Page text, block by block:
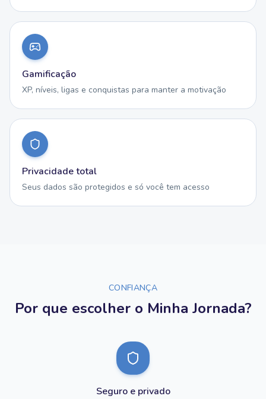
Gamificação
XP, níveis, ligas e conquistas para manter a motivação
Privacidade total
Seus dados são protegidos e só você tem acesso
CONFIANÇA
Por que escolher o Minha Jornada?
Seguro e privado